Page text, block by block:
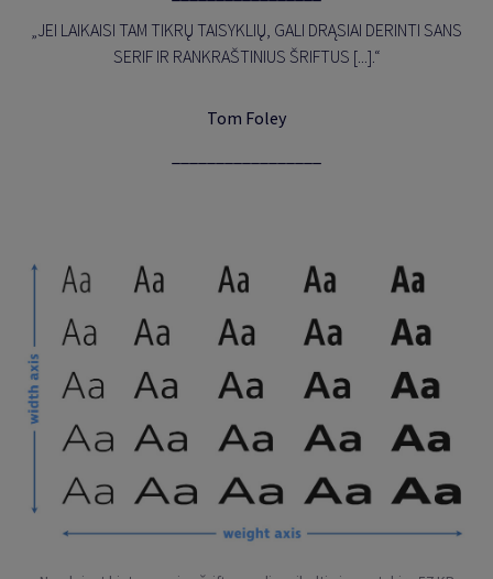
„JEI LAIKAISI TAM TIKRŲ TAISYKLIŲ, GALI DRĄSIAI DERINTI SANS
SERIF IR RANKRAŠTINIUS ŠRIFTUS [...].“
Tom Foley